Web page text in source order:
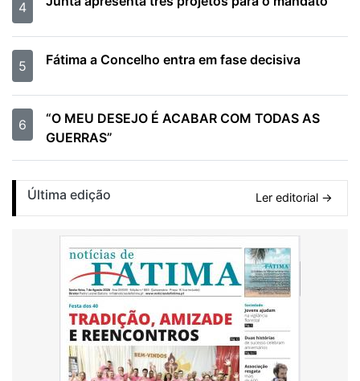
4
5 Fátima a Concelho entra em fase decisiva
6
“O MEU DESEJO É ACABAR COM TODAS AS
GUERRAS”
Última edição Ler editorial →